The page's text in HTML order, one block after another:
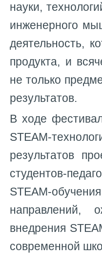
науки,
инженерного
деятельность,
продукта, и
не только
результатов.
В ходе
STEAM-
результатов
студентов-
STEAM-
направлений,
внедрения
современной